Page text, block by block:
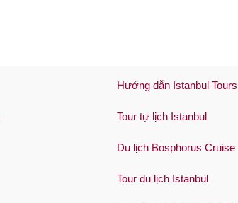
Hướng dẫn Istanbul Tours
Tour tự lịch Istanbul
Du lịch Bosphorus Cruise
Tour du lịch Istanbul